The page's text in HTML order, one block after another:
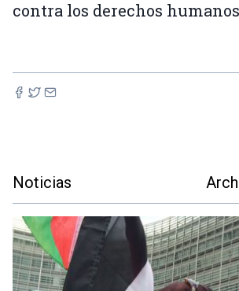
contra los derechos
Noticias